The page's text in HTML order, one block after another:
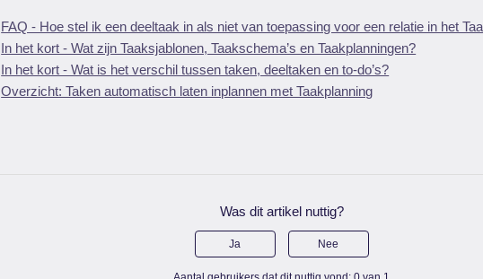
FAQ - Hoe stel ik een deeltaak in als niet van toepassing voor een relatie in het
In het kort - Wat zijn Taaksjablonen, Taakschema’s en Taakplanningen?
In het kort - Wat is het verschil tussen taken, deeltaken en to-do’s?
Overzicht: Taken automatisch laten inplannen met Taakplanning
Was dit artikel nuttig?
Ja Nee